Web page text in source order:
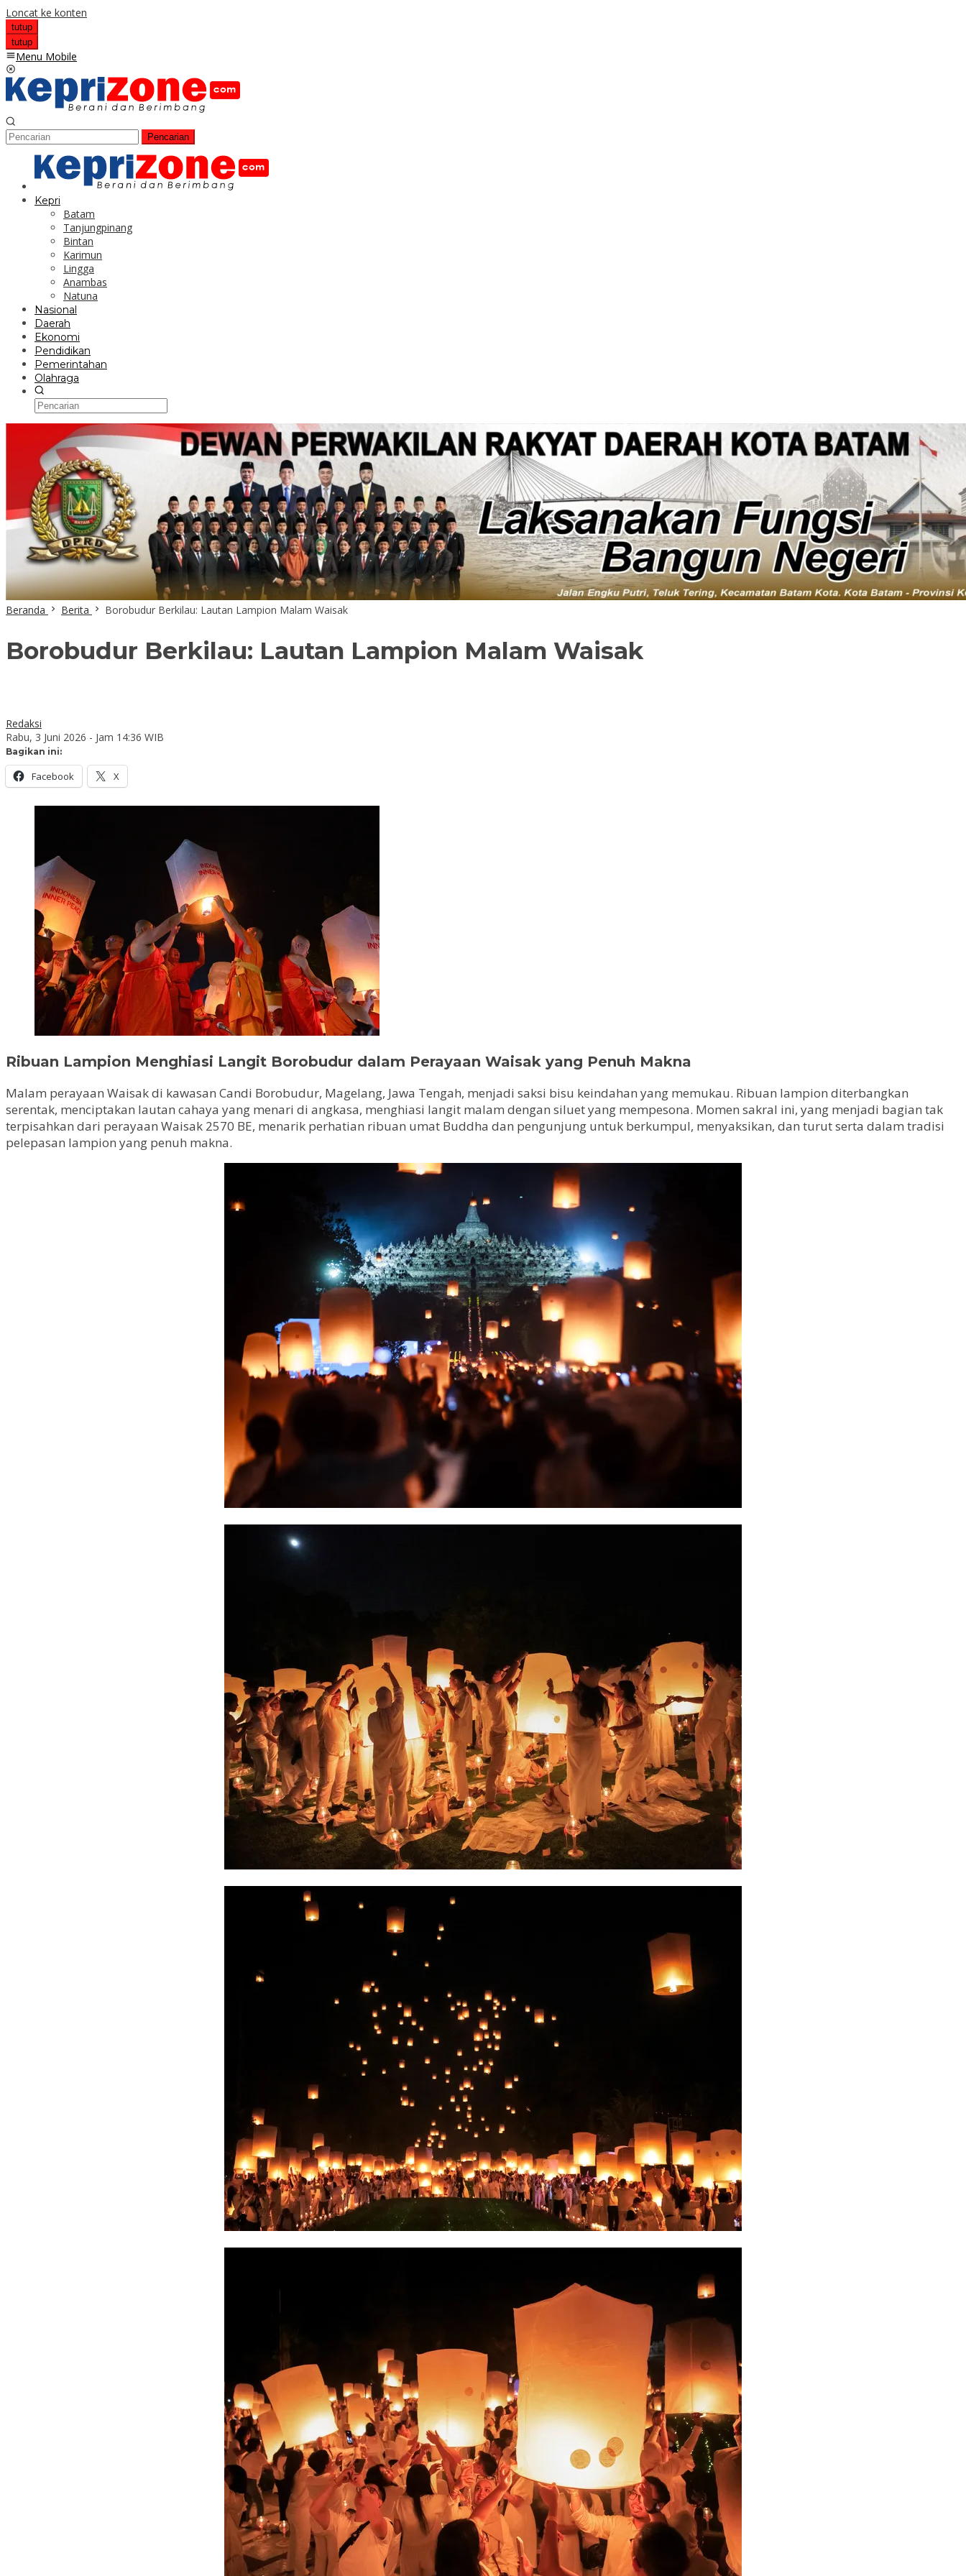
Loncat ke konten
tutup
tutup
Menu Mobile
Pencarian
Kepri
Batam
Tanjungpinang
Bintan
Karimun
Lingga
Anambas
Natuna
Nasional
Daerah
Ekonomi
Pendidikan
Pemerintahan
Olahraga
Beranda Berita Borobudur Berkilau: Lautan Lampion Malam Waisak
Borobudur Berkilau: Lautan Lampion Malam Waisak
Redaksi
Rabu, 3 Juni 2026 - Jam 14:36 WIB
Bagikan ini:
Facebook X
Ribuan Lampion Menghiasi Langit Borobudur dalam Perayaan Waisak yang Penuh Makna
Malam perayaan Waisak di kawasan Candi Borobudur, Magelang, Jawa Tengah, menjadi saksi bisu keindahan yang memukau. Ribuan lampion diterbangkan
serentak, menciptakan lautan cahaya yang menari di angkasa, menghiasi langit malam dengan siluet yang mempesona. Momen sakral ini, yang menjadi bagian tak
terpisahkan dari perayaan Waisak 2570 BE, menarik perhatian ribuan umat Buddha dan pengunjung untuk berkumpul, menyaksikan, dan turut serta dalam tradisi
pelepasan lampion yang penuh makna.